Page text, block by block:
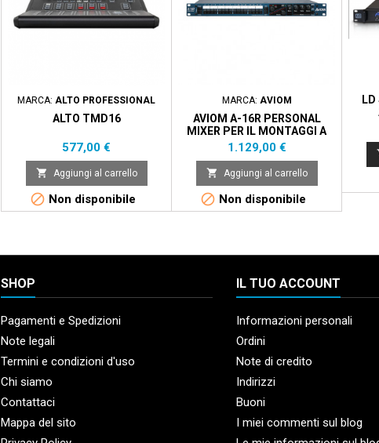
MARCA: ALTO PROFESSIONAL
ALTO TMD16
Prezzo
577,00 €
 Aggiungi al carrello
 Non disponibile
MARCA: AVIOM
AVIOM A-16R PERSONAL
MIXER PER IL MONTAGGI A
RACK
Prezzo
1.129,00 €
 Aggiungi al carrello
 Non disponibile
SHOP
Pagamenti e Spedizioni
Note legali
Termini e condizioni d'uso
Chi siamo
Contattaci
Mappa del sito
IL TUO ACCOUNT
Informazioni personali
Ordini
Note di credito
Indirizzi
Buoni
I miei commenti sul blog